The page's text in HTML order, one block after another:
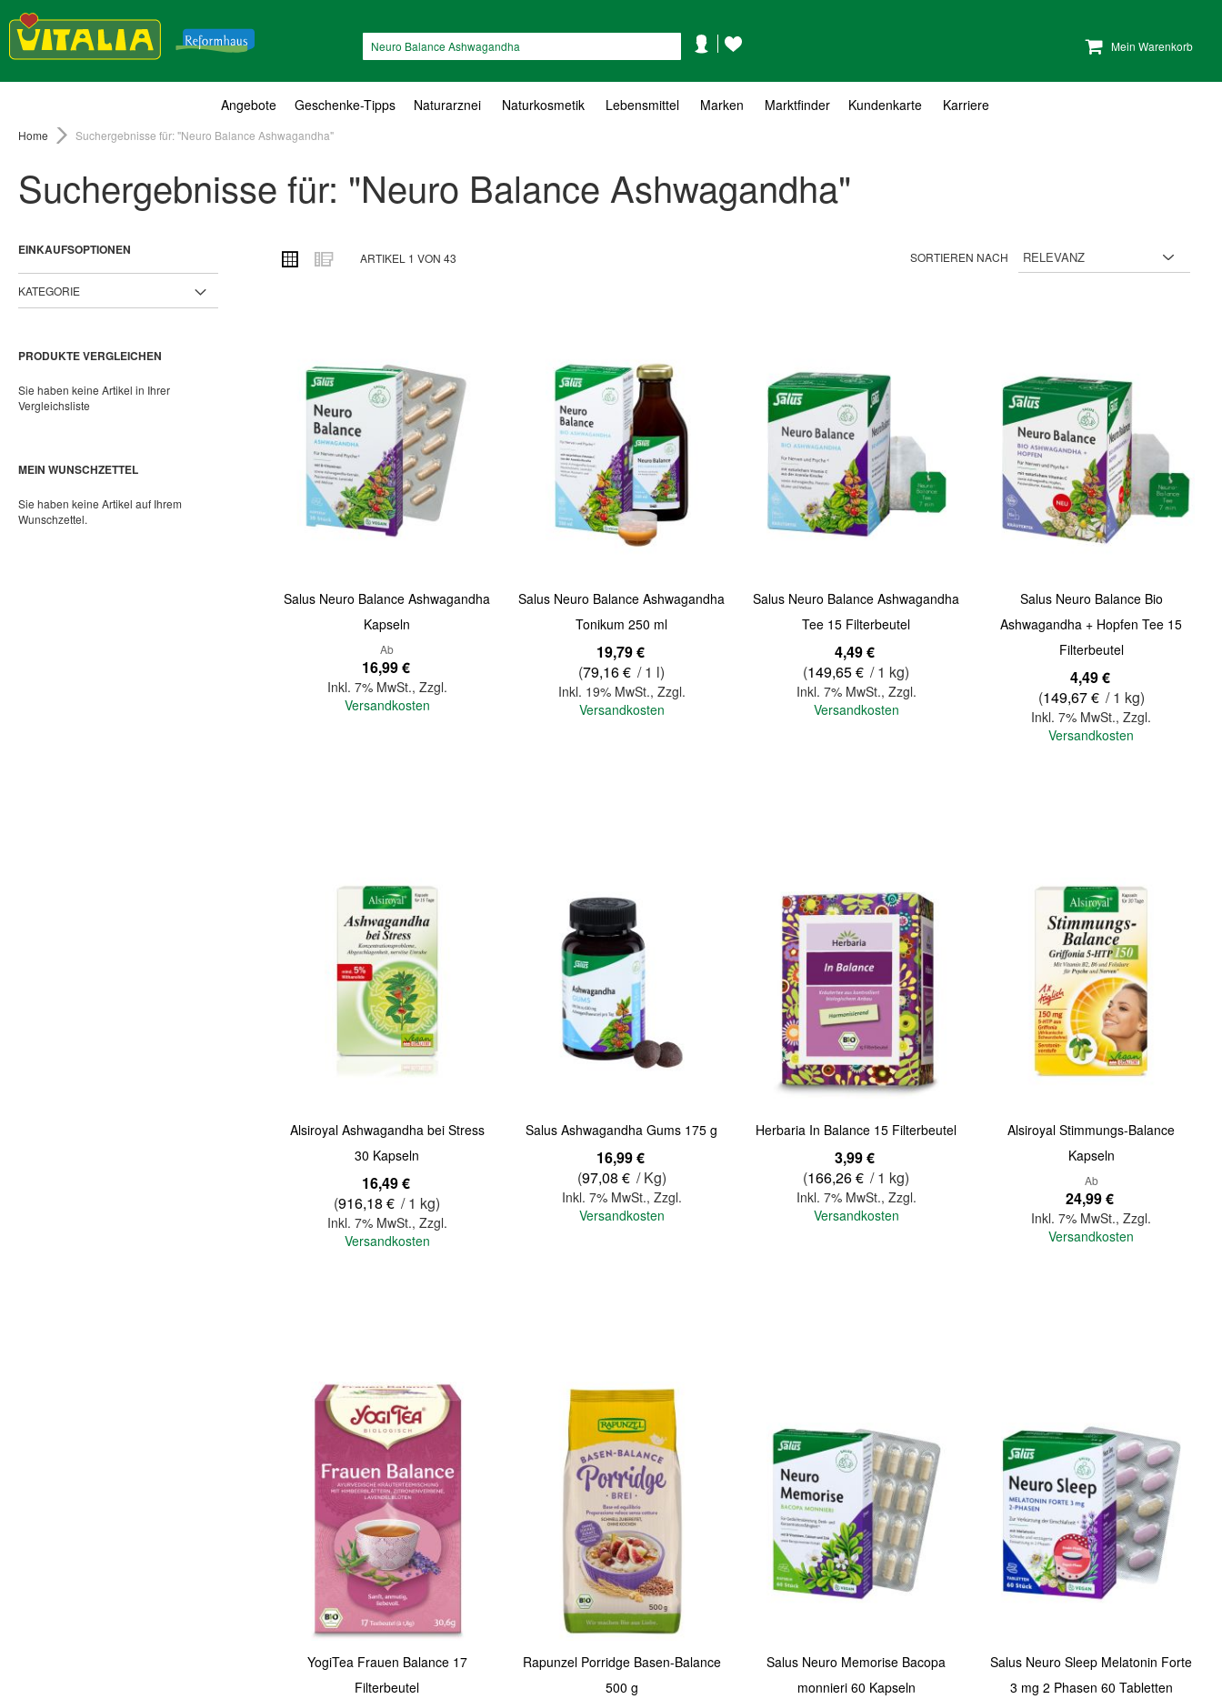
Mein Warenkorb
KontoWunschzettel
Angebote Geschenke-Tipps Naturarznei Naturkosmetik Lebensmittel Marken Marktfinder Kundenkarte Karriere
Home Suchergebnisse für: "Neuro Balance Ashwagandha"
Suchergebnisse für: "Neuro Balance Ashwagandha"
ANSICHT
ALS
Raster ListeARTIKEL 1 VON 43 SORTIEREN NACH
Salus Neuro Balance Ashwagandha
Kapseln
Ab
16,99 €
Inkl. 7% MwSt., Zzgl.
Versandkosten
Salus Neuro Balance Ashwagandha
Tonikum 250 ml
19,79 €
(79,16 € / 1 l)
Inkl. 19% MwSt., Zzgl.
Versandkosten
Quickview
Salus Neuro Balance Ashwagandha
Tee 15 Filterbeutel
4,49 €
(149,65 € / 1 kg)
Inkl. 7% MwSt., Zzgl.
Versandkosten
Quickview
Salus Neuro Balance Bio
Ashwagandha + Hopfen Tee 15
Filterbeutel
4,49 €
(149,67 € / 1 kg)
Inkl. 7% MwSt.,Zzgl.
Versandkosten
Quickview
Alsiroyal Ashwagandha bei Stress
30 Kapseln
16,49 €
(916,18 € / 1 kg)
Inkl. 7% MwSt., Zzgl.
Versandkosten
Quickview
Salus Ashwagandha Gums 175 g
16,99 €
(97,08 € / Kg)
Inkl. 7% MwSt., Zzgl.
Versandkosten
Herbaria In Balance 15 Filterbeutel
3,99 €
(166,26 € / 1 kg)
Inkl. 7% MwSt., Zzgl.
Versandkosten
Quickview
Alsiroyal Stimmungs-Balance
Kapseln
Ab
24,99 €
Inkl. 7% MwSt.,Zzgl.
Versandkosten
Quickview
YogiTea Frauen Balance 17
Filterbeutel
Rapunzel Porridge Basen-Balance
500 g
Salus Neuro Memorise Bacopa
monnieri 60 Kapseln
Salus Neuro Sleep Melatonin Forte
3 mg 2 Phasen 60 Tabletten
EINKAUFSOPTIONEN
KATEGORIE
PRODUKTE VERGLEICHEN
Sie haben keine Artikel in Ihrer
Vergleichsliste
MEIN WUNSCHZETTEL
Sie haben keine Artikel auf Ihrem
Wunschzettel.